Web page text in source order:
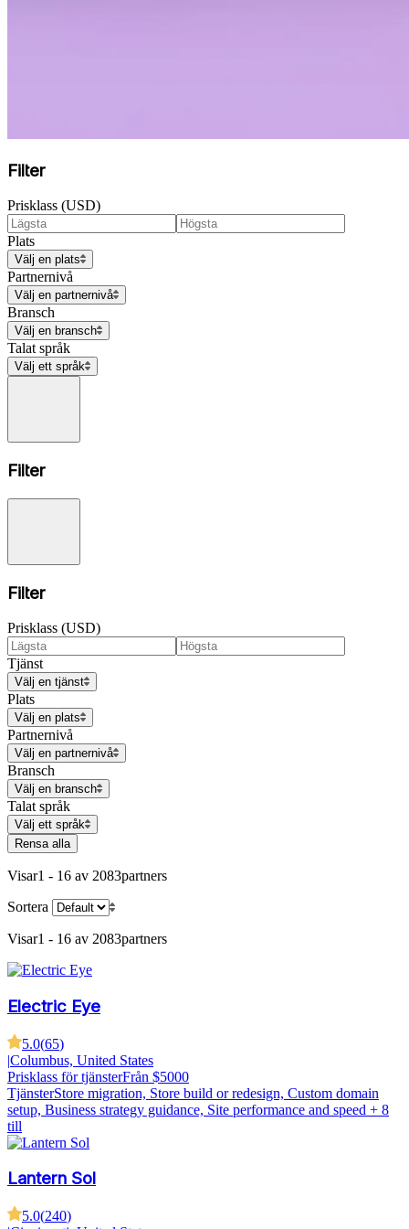
Filter
Prisklass (USD)
Plats
Välj en plats
Partnernivå
Välj en partnernivå
Bransch
Välj en bransch
Talat språk
Välj ett språk
Filter
Filter
Prisklass (USD)
Tjänst
Välj en tjänst
Plats
Välj en plats
Partnernivå
Välj en partnernivå
Bransch
Välj en bransch
Talat språk
Välj ett språk
Rensa alla
Visar1 - 16 av 2083partners
Sortera
Visar1 - 16 av 2083partners
Electric Eye
5.0(65)
|Columbus, United States
Prisklass för tjänsterFrån $5000
TjänsterStore migration, Store build or redesign, Custom domain
setup, Business strategy guidance, Site performance and speed + 8
till
Lantern Sol
5.0(240)